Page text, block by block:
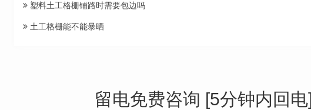
塑料土工格栅铺路时需要包边吗
土工格栅能不能暴晒
留电免费咨询 [5分钟内回电]